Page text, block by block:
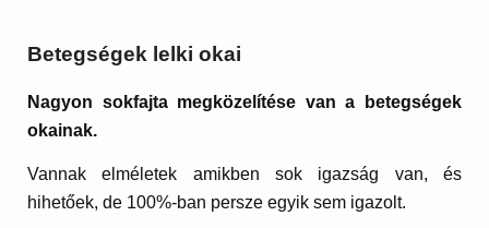
Betegségek lelki okai
Nagyon sokfajta megközelítése van a betegségek
okainak.
Vannak elméletek amikben sok igazság van, és
hihetőek, de 100%-ban persze egyik sem igazolt.